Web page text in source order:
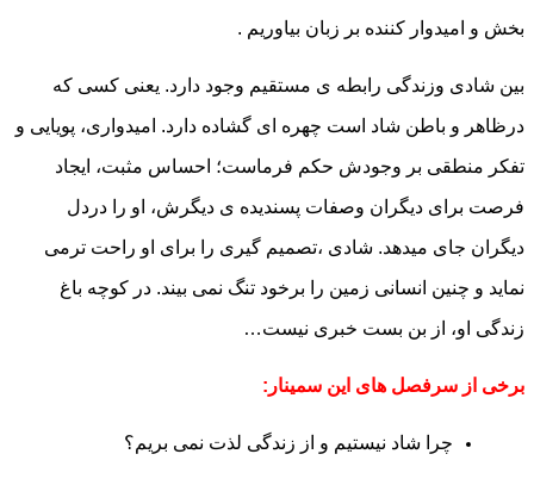
بخش و امیدوار کننده بر زبان بیاوریم .
بین شادی وزندگی رابطه ی مستقیم وجود دارد. یعنی کسی که
درظاهر و باطن شاد است چهره ای گشاده دارد. امیدواری، پویایی و
تفکر منطقی بر وجودش حکم فرماست؛ احساس مثبت، ایجاد
فرصت برای دیگران وصفات پسندیده ی دیگرش، او را دردل
دیگران جای میدهد. شادی ،تصمیم گیری را برای او راحت ترمی
نماید و چنین انسانی زمین را برخود تنگ نمی بیند. در کوچه باغ
زندگی او، از بن بست خبری نیست…
برخی از سرفصل های این سمینار:
چرا شاد نیستیم و از زندگی لذت نمی بریم؟